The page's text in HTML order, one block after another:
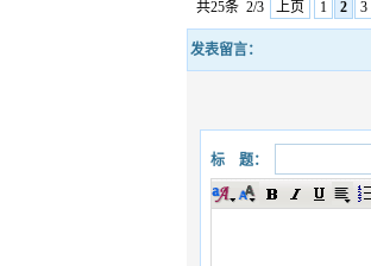
共25条 2/3 上页 1 2 3
发表留言：
标 题：